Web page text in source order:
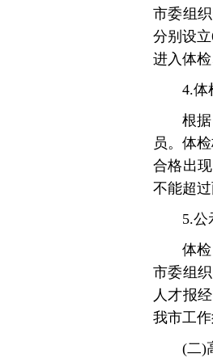
市委组
分别设
进入体检
4.体
根
员。体
合格出
不能超过
5.公
体
市委组
人才报
我市工
(二)